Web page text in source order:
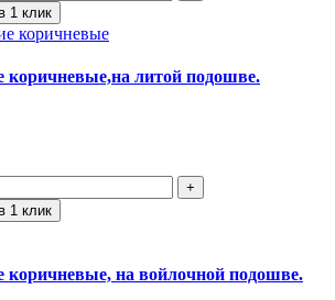
1 клик
литой подошве.
1 клик
на войлочной подошве.